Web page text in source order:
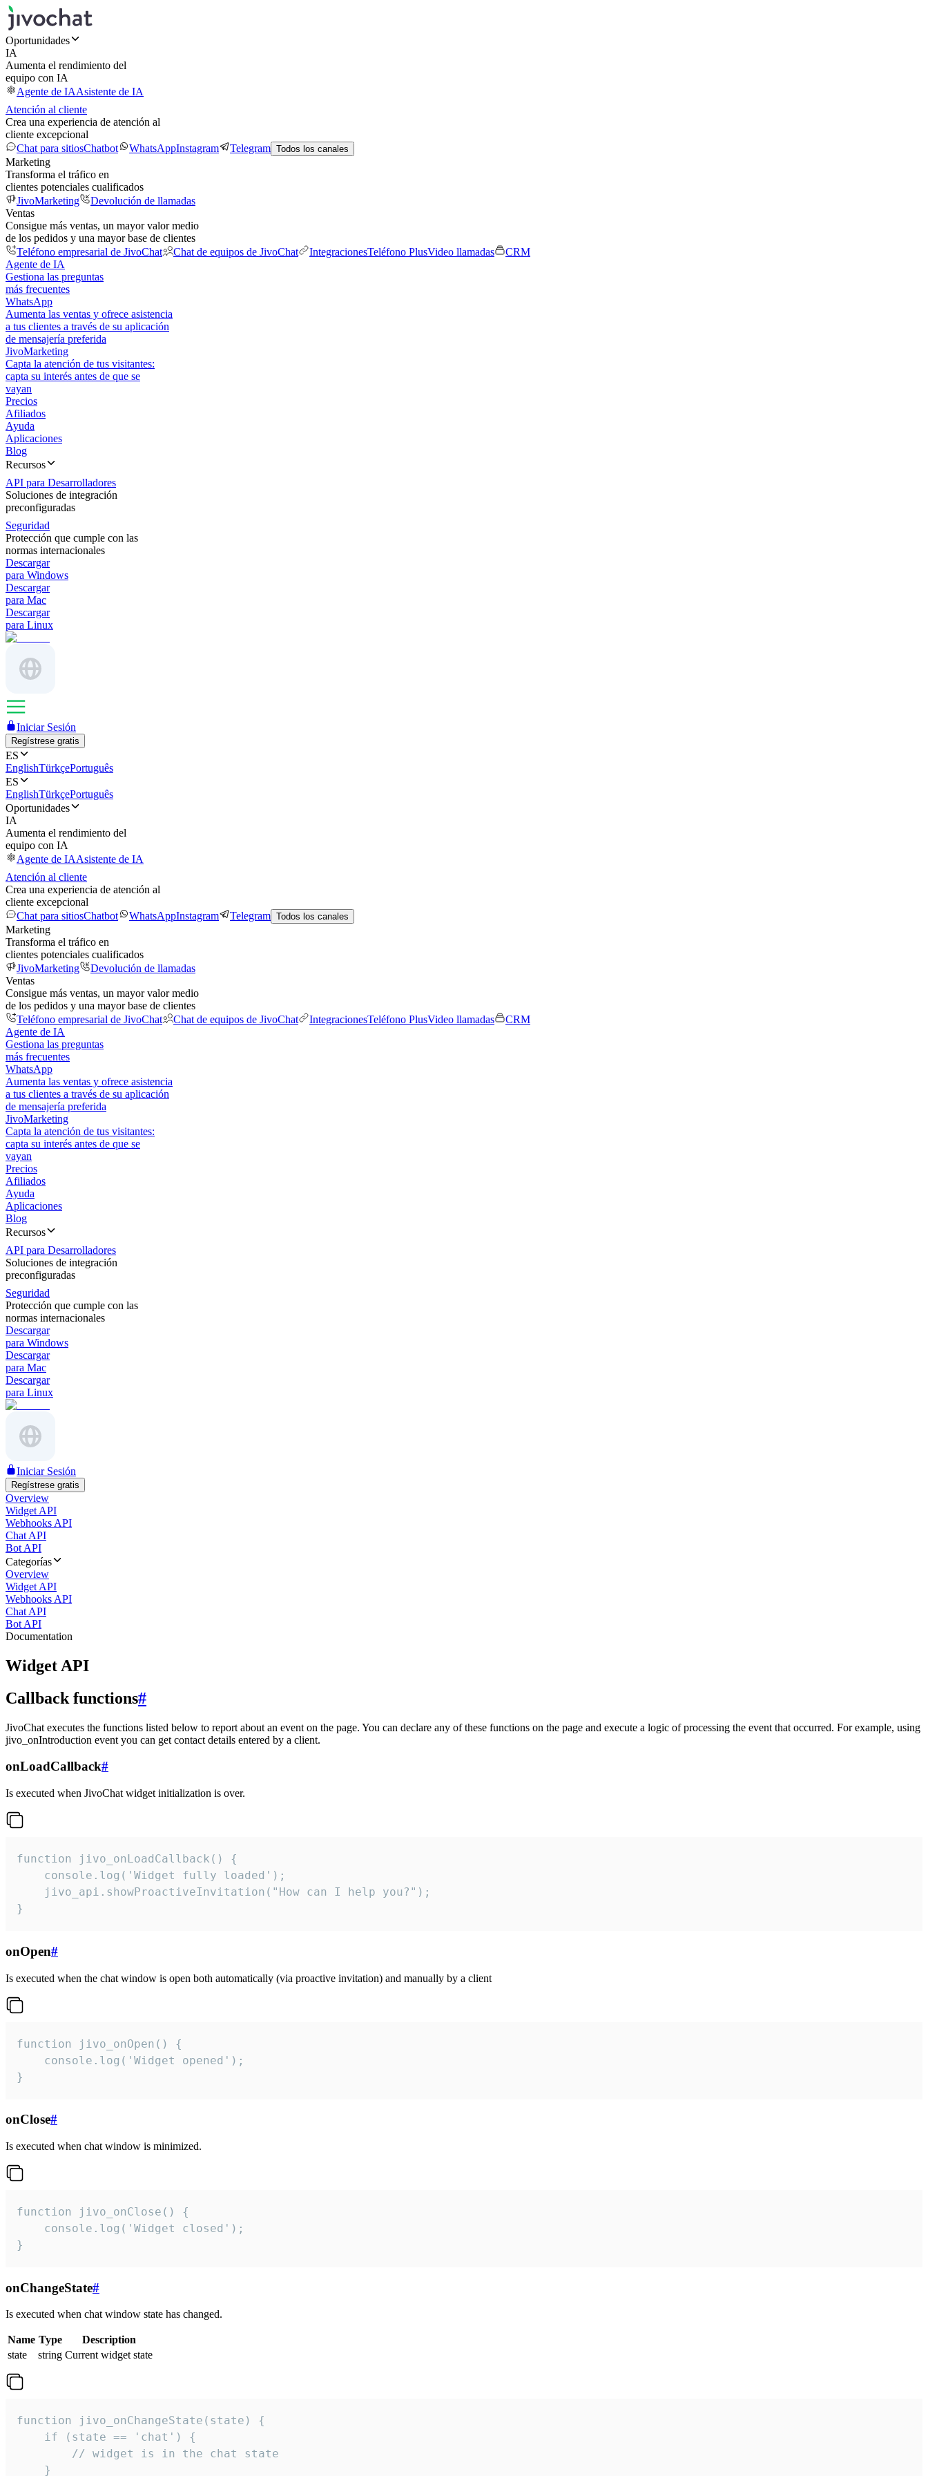
Oportunidades
IA
Aumenta el rendimiento del
equipo con IA
Agente de IAAsistente de IA
Atención al cliente
Crea una experiencia de atención al
cliente excepcional
Chat para sitiosChatbot WhatsAppInstagram Telegram Todos los canales
Marketing
Transforma el tráfico en
clientes potenciales cualificados
JivoMarketing
Devolución de llamadas
Ventas
Consigue más ventas, un mayor valor medio
de los pedidos y una mayor base de clientes
Teléfono empresarial de JivoChat
Chat de equipos de JivoChat IntegracionesTeléfono PlusVideo llamadas
CRM
Agente de IA
Gestiona las preguntas
más frecuentes
WhatsApp
Aumenta las ventas y ofrece asistencia
a tus clientes a través de su aplicación
de mensajería preferida
JivoMarketing
Capta la atención de tus visitantes:
capta su interés antes de que se
vayan
Precios
Afiliados
Ayuda
Aplicaciones
Blog
Recursos
API para Desarrolladores
Soluciones de integración
preconfiguradas
Seguridad
Protección que cumple con las
normas internacionales
Descargar
para Windows
Descargar
para Mac
Descargar
para Linux
Iniciar Sesión
Regístrese gratis
ES
EnglishTürkçePortuguês
ES
EnglishTürkçePortuguês
Oportunidades
IA
Aumenta el rendimiento del
equipo con IA
Agente de IAAsistente de IA
Atención al cliente
Crea una experiencia de atención al
cliente excepcional
Chat para sitiosChatbot WhatsAppInstagram Telegram Todos los canales
Marketing
Transforma el tráfico en
clientes potenciales cualificados
JivoMarketing
Devolución de llamadas
Ventas
Consigue más ventas, un mayor valor medio
de los pedidos y una mayor base de clientes
Teléfono empresarial de JivoChat
Chat de equipos de JivoChat IntegracionesTeléfono PlusVideo llamadas
CRM
Agente de IA
Gestiona las preguntas
más frecuentes
WhatsApp
Aumenta las ventas y ofrece asistencia
a tus clientes a través de su aplicación
de mensajería preferida
JivoMarketing
Capta la atención de tus visitantes:
capta su interés antes de que se
vayan
Precios
Afiliados
Ayuda
Aplicaciones
Blog
Recursos
API para Desarrolladores
Soluciones de integración
preconfiguradas
Seguridad
Protección que cumple con las
normas internacionales
Descargar
para Windows
Descargar
para Mac
Descargar
para Linux
Iniciar Sesión
Regístrese gratis
Overview
Widget API
Webhooks API
Chat API
Bot API
Categorías
Overview
Widget API
Webhooks API
Chat API
Bot API
Documentation
Widget API
Callback functions#
JivoChat executes the functions listed below to report about an event on the page. You can declare any of these functions on the page and execute a logic of processing the event that occurred. For example, using
jivo_onIntroduction event you can get contact details entered by a client.
onLoadCallback#
Is executed when JivoChat widget initialization is over.
function jivo_onLoadCallback() {
    console.log('Widget fully loaded');
    jivo_api.showProactiveInvitation("How can I help you?");
}
onOpen#
Is executed when the chat window is open both automatically (via proactive invitation) and manually by a client
function jivo_onOpen() {
    console.log('Widget opened');
}
onClose#
Is executed when chat window is minimized.
function jivo_onClose() {
    console.log('Widget closed');
}
onChangeState#
Is executed when chat window state has changed.
Name Type
Description
state
string Current widget state
function jivo_onChangeState(state) {
    if (state == 'chat') {
        // widget is in the chat state
    }